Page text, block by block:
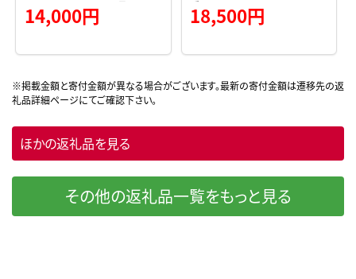
バスソルト バス用品 リラ
ックス 健康 硫酸マグネシ
14,000円
香ミスト 50ml エッセンシ
ャルオイル 5ml 山江アロマ
村産 柚子 ニオイヒバ 100%
入浴 インテリア---isy_arom
18,500円
ほかの返礼品を見る
その他の返礼品一覧をもっと見る